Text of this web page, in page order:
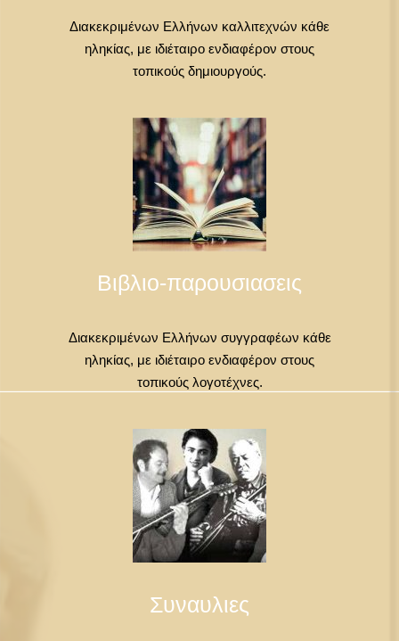
Διακεκριμένων Ελλήνων καλλιτεχνών κάθε
ηληκίας, με ιδιέταιρο ενδιαφέρον στους
τοπικούς δημιουργούς.
Βιβλιο-παρουσιασεις
Διακεκριμένων Ελλήνων συγγραφέων κάθε
ηληκίας, με ιδιέταιρο ενδιαφέρον στους
τοπικούς λογοτέχνες.
Συναυλιες